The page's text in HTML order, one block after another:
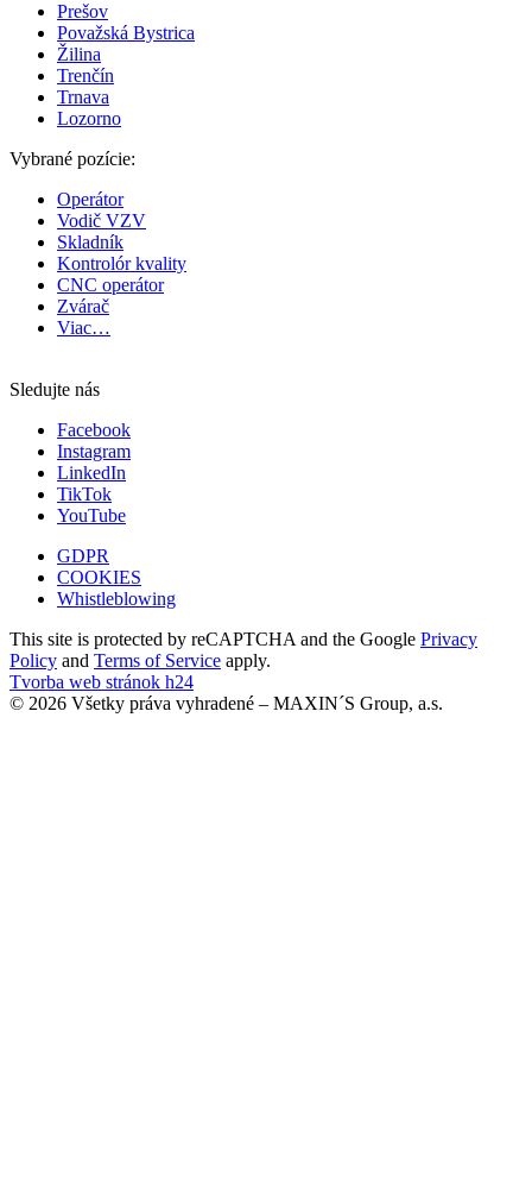
Prešov
Považská Bystrica
Žilina
Trenčín
Trnava
Lozorno
Vybrané pozície:
Operátor
Vodič VZV
Skladník
Kontrolór kvality
CNC operátor
Zvárač
Viac…
Sledujte nás
Facebook
Instagram
LinkedIn
TikTok
YouTube
GDPR
COOKIES
Whistleblowing
This site is protected by reCAPTCHA and the Google Privacy
Policy and Terms of Service apply.
Tvorba web stránok h24
© 2026 Všetky práva vyhradené – MAXIN´S Group, a.s.